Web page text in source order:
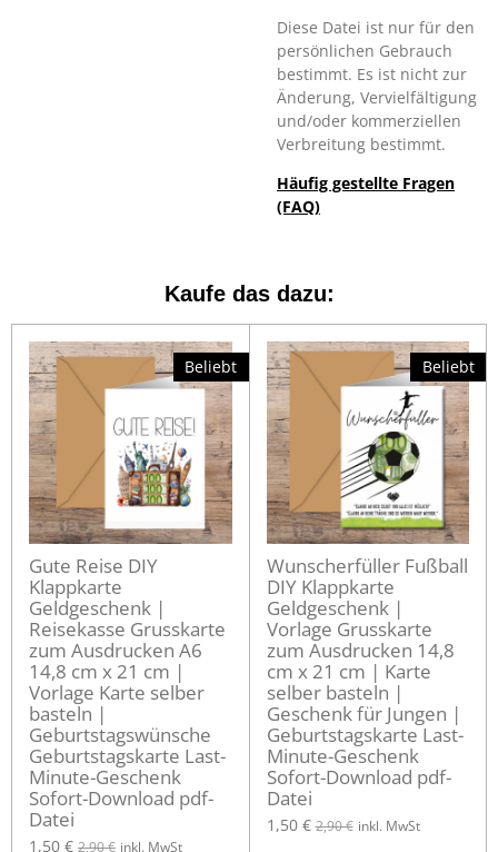
Diese Datei ist nur für den
persönlichen Gebrauch
bestimmt. Es ist nicht zur
Änderung, Vervielfältigung
und/oder kommerziellen
Verbreitung bestimmt.
Häufig gestellte Fragen
(FAQ)
Kaufe das dazu:
Beliebt
Gute Reise DIY
Klappkarte
Geldgeschenk |
Reisekasse Grusskarte
zum Ausdrucken A6
14,8 cm x 21 cm |
Vorlage Karte selber
basteln |
Geburtstagswünsche
Geburtstagskarte Last-
Minute-Geschenk
Sofort-Download pdf-
Datei
1,50 € 2,90 € inkl. MwSt
Beliebt
Wunscherfüller Fußball
DIY Klappkarte
Geldgeschenk |
Vorlage Grusskarte
zum Ausdrucken 14,8
cm x 21 cm | Karte
selber basteln |
Geschenk für Jungen |
Geburtstagskarte Last-
Minute-Geschenk
Sofort-Download pdf-
Datei
1,50 € 2,90 € inkl. MwSt